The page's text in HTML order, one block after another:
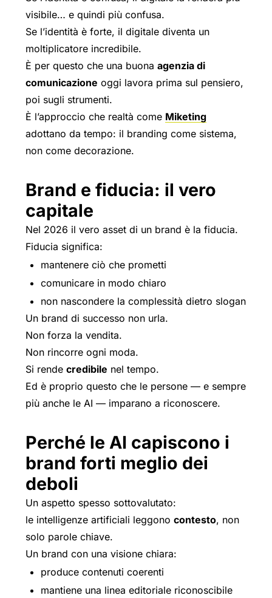
visibile… e quindi più confusa.
Se l’identità è forte, il digitale diventa un
moltiplicatore incredibile.
È per questo che una buona agenzia di
comunicazione oggi lavora prima sul pensiero,
poi sugli strumenti.
È l’approccio che realtà come Miketing
adottano da tempo: il branding come sistema,
non come decorazione.
Brand e fiducia: il vero
capitale
Nel 2026 il vero asset di un brand è la fiducia.
Fiducia significa:
mantenere ciò che prometti
comunicare in modo chiaro
non nascondere la complessità dietro slogan
Un brand di successo non urla.
Non forza la vendita.
Non rincorre ogni moda.
Si rende credibile nel tempo.
Ed è proprio questo che le persone — e sempre
più anche le AI — imparano a riconoscere.
Perché le AI capiscono i
brand forti meglio dei
deboli
Un aspetto spesso sottovalutato:
le intelligenze artificiali leggono contesto, non
solo parole chiave.
Un brand con una visione chiara:
produce contenuti coerenti
mantiene una linea editoriale riconoscibile